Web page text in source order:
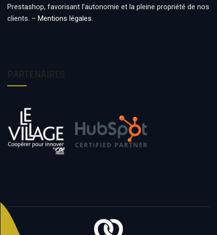
Prestashop, favorisant l’autonomie et la pleine propriété de nos
clients. – Mentions légales.